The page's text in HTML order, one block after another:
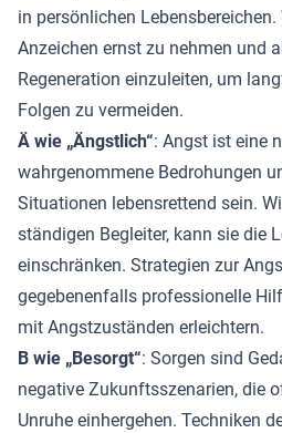
in persönlichen
Anzeichen ernst zu nehmen und
Regeneration einzuleiten, um
Folgen zu vermeiden.
Ä wie „Ängstlich“: Angst ist eine
wahrgenommene Bedrohungen
Situationen lebensrettend sein.
ständigen Begleiter, kann sie die
einschränken. Strategien zur
gegebenenfalls professionelle
mit Angstzuständen erleichtern.
B wie „Besorgt“: Sorgen sind
negative Zukunftsszenarien, die
Unruhe einhergehen. Techniken